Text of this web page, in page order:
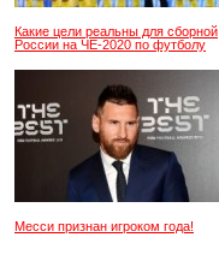
Какие цели реальны для сборной
России на ЧЕ-2020 по футболу
Месси признан игроком года!